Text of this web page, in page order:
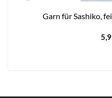
Garn für Sashiko,